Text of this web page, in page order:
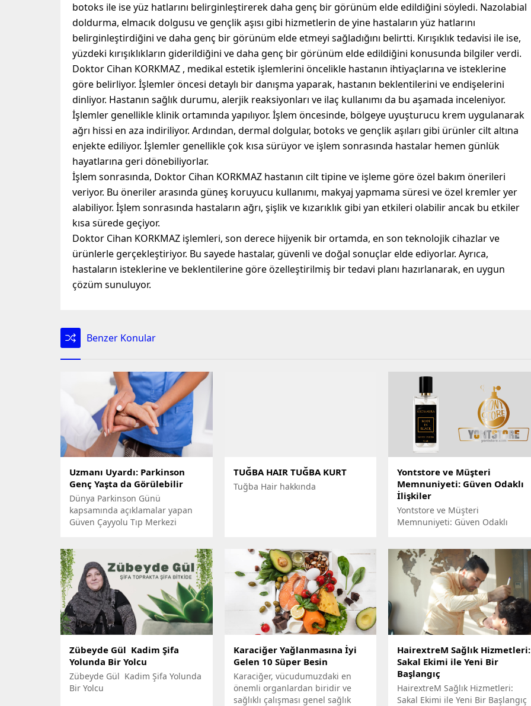
botoks ile ise yüz hatlarını belirginleştirerek daha genç bir görünüm elde edildiğini söyledi. Nazolabial
doldurma, elmacık dolgusu ve gençlik aşısı gibi hizmetlerin de yine hastaların yüz hatlarını
belirginleştirdiğini ve daha genç bir görünüm elde etmeyi sağladığını belirtti. Kırışıklık tedavisi ile ise,
yüzdeki kırışıklıkların giderildiğini ve daha genç bir görünüm elde edildiğini konusunda bilgiler verdi.
Doktor Cihan KORKMAZ , medikal estetik işlemlerini öncelikle hastanın ihtiyaçlarına ve isteklerine
göre belirliyor. İşlemler öncesi detaylı bir danışma yaparak, hastanın beklentilerini ve endişelerini
dinliyor. Hastanın sağlık durumu, alerjik reaksiyonları ve ilaç kullanımı da bu aşamada inceleniyor.
İşlemler genellikle klinik ortamında yapılıyor. İşlem öncesinde, bölgeye uyuşturucu krem uygulanarak
ağrı hissi en aza indiriliyor. Ardından, dermal dolgular, botoks ve gençlik aşıları gibi ürünler cilt altına
enjekte ediliyor. İşlemler genellikle çok kısa sürüyor ve işlem sonrasında hastalar hemen günlük
hayatlarına geri dönebiliyorlar.
İşlem sonrasında, Doktor Cihan KORKMAZ hastanın cilt tipine ve işleme göre özel bakım önerileri
veriyor. Bu öneriler arasında güneş koruyucu kullanımı, makyaj yapmama süresi ve özel kremler yer
alabiliyor. İşlem sonrasında hastaların ağrı, şişlik ve kızarıklık gibi yan etkileri olabilir ancak bu etkiler
kısa sürede geçiyor.
Doktor Cihan KORKMAZ işlemleri, son derece hijyenik bir ortamda, en son teknolojik cihazlar ve
ürünlerle gerçekleştiriyor. Bu sayede hastalar, güvenli ve doğal sonuçlar elde ediyorlar. Ayrıca,
hastaların isteklerine ve beklentilerine göre özelleştirilmiş bir tedavi planı hazırlanarak, en uygun
çözüm sunuluyor.
Benzer Konular
Uzmanı Uyardı: Parkinson
Genç Yaşta da Görülebilir
Dünya Parkinson Günü
kapsamında açıklamalar yapan
Güven Çayyolu Tıp Merkezi
hastalığıyla ilgili toplumda
yaygın olan yanlış anlamaları
gündeme getirdi.
TUĞBA HAIR TUĞBA KURT
Tuğba Hair hakkında
Yontstore ve Müşteri
Memnuniyeti: Güven Odaklı
İlişkiler
Yontstore ve Müşteri
Memnuniyeti: Güven Odaklı
Zübeyde Gül Kadim Şifa
Yolunda Bir Yolcu
Zübeyde Gül Kadim Şifa Yolunda
Bir Yolcu
Karaciğer Yağlanmasına İyi
Gelen 10 Süper Besin
Karaciğer, vücudumuzdaki en
önemli organlardan biridir ve
sağlıklı çalışması genel sağlık
HairextreM Sağlık Hizmetleri:
Sakal Ekimi ile Yeni Bir
Başlangıç
HairextreM Sağlık Hizmetleri:
Sakal Ekimi ile Yeni Bir Başlangıç